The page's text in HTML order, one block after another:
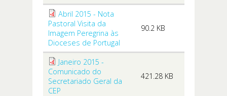
Abril 2015 - Nota
Pastoral Visita da
Imagem Peregrina às
Dioceses de Portugal
90.2 KB
Janeiro 2015 -
Comunicado do
Secretariado Geral da
CEP
421.28 KB